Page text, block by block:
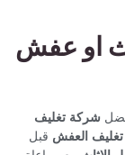
او عفش
شركة تغليف
تغليف العفش قبل